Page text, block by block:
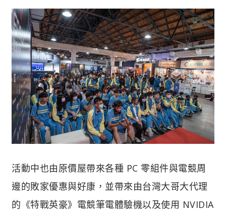
活動中也由原價屋帶來各種 PC 零組件與電競周
邊的敗家優惠與好康，並帶來由台灣大哥大代理
的《特戰英豪》電競筆電體驗機以及使用 NVIDIA